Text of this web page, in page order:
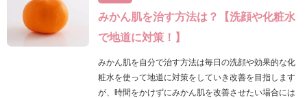
みかん肌を治す方法は？【洗顔や化粧水
で地道に対策！】
みかん肌を自分で治す方法は毎日の洗顔や効果的な化
粧水を使って地道に対策をしていき改善を目指します
が、時間をかけずにみかん肌を改善させたい場合には